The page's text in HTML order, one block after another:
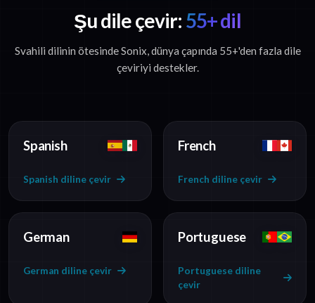
Şu dile çevir: 55+ dil
Svahili dilinin ötesinde Sonix, dünya çapında 55+'den fazla dile
çeviriyi destekler.
Spanish
Spanish diline çevir
French
French diline çevir
German
German diline çevir
Portuguese
Portuguese diline
çevir